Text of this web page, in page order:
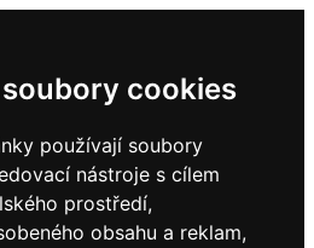
cookies
používají soubory
nástroje s cílem
prostředí,
obsahu a reklam,